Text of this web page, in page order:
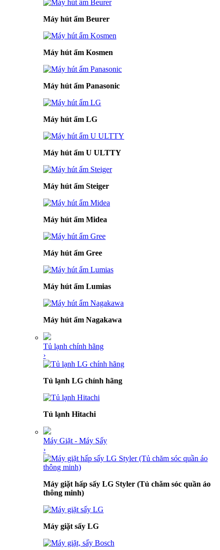
Máy hút ẩm Beurer
Máy hút ẩm Kosmen
Máy hút ẩm Panasonic
Máy hút ẩm LG
Máy hút ẩm U ULTTY
Máy hút ẩm Steiger
Máy hút ẩm Midea
Máy hút ẩm Gree
Máy hút ẩm Lumias
Máy hút ẩm Nagakawa
Tủ lạnh chính hãng
›
Tủ lạnh LG chính hãng
Tủ lạnh Hitachi
Máy Giặt - Máy Sấy
›
Máy giặt hấp sấy LG Styler (Tủ chăm sóc quần áo
thông minh)
Máy giặt sấy LG